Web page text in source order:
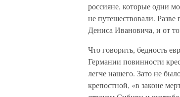
россияне, которые одни
не путешествовали. Разве
Дениса Ивановича, и от
Что говорить, бедность
Германии повинности
легче нашего. Зато не
крепостной, «в законе